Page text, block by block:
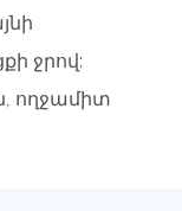
ջրով:
ողջամիտ